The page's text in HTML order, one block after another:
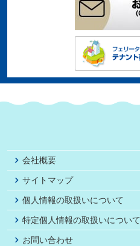
会社概要
サイトマップ
個人情報の取扱いについて
特定個人情報の取扱いについて
お問い合わせ